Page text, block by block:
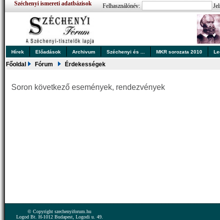
Széchenyi ismereti adatbázisok Felhasználónév:
Hírek Előadások Archivum Széchenyi és ... MKR sorozata 2010
Főoldal Fórum Érdekességek
Soron következő események, rendezvények
© Copyright szechenyiforum.hu
Logod Bt. H-1012 Budapest, Logodi u. 49.